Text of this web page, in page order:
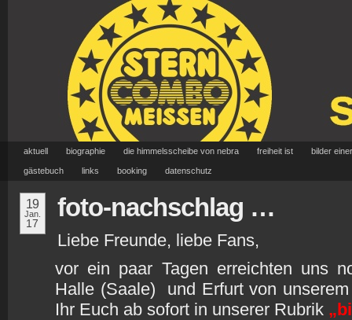
aktuell biographie die himmelsscheibe von nebra freiheit ist bilder
gästebuch links booking datenschutz
19
Jan.
17
foto-nachschlag …
Liebe Freunde, liebe Fans,
vor ein paar Tagen erreichten uns
Halle (Saale) und Erfurt von
Ihr Euch ab sofort in unserer Rubrik